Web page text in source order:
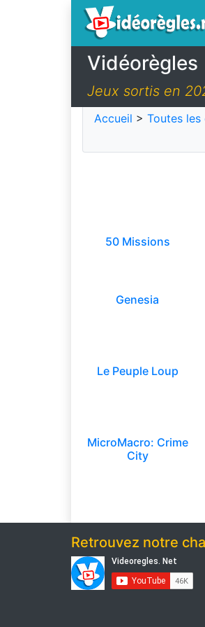
Vidéorègles
Jeux sortis en
Accueil > Toutes
50 Missions
Genesia
Le Peuple Loup
MicroMacro: Crime
City
Retrouvez notre